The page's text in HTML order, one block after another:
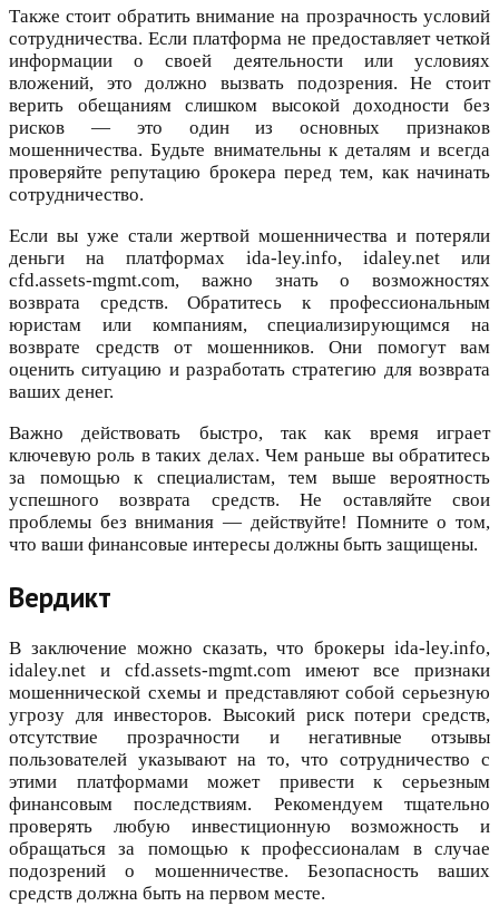
Также стоит обратить внимание на прозрачность условий
сотрудничества. Если платформа не предоставляет четкой
информации о своей деятельности или условиях
вложений, это должно вызвать подозрения. Не стоит
верить обещаниям слишком высокой доходности без
рисков — это один из основных признаков
мошенничества. Будьте внимательны к деталям и всегда
проверяйте репутацию брокера перед тем, как начинать
сотрудничество.
Если вы уже стали жертвой мошенничества и потеряли
деньги на платформах ida-ley.info, idaley.net или
cfd.assets-mgmt.com, важно знать о возможностях
возврата средств. Обратитесь к профессиональным
юристам или компаниям, специализирующимся на
возврате средств от мошенников. Они помогут вам
оценить ситуацию и разработать стратегию для возврата
ваших денег.
Важно действовать быстро, так как время играет
ключевую роль в таких делах. Чем раньше вы обратитесь
за помощью к специалистам, тем выше вероятность
успешного возврата средств. Не оставляйте свои
проблемы без внимания — действуйте! Помните о том,
что ваши финансовые интересы должны быть защищены.
Вердикт
В заключение можно сказать, что брокеры ida-ley.info,
idaley.net и cfd.assets-mgmt.com имеют все признаки
мошеннической схемы и представляют собой серьезную
угрозу для инвесторов. Высокий риск потери средств,
отсутствие прозрачности и негативные отзывы
пользователей указывают на то, что сотрудничество с
этими платформами может привести к серьезным
финансовым последствиям. Рекомендуем тщательно
проверять любую инвестиционную возможность и
обращаться за помощью к профессионалам в случае
подозрений о мошенничестве. Безопасность ваших
средств должна быть на первом месте.